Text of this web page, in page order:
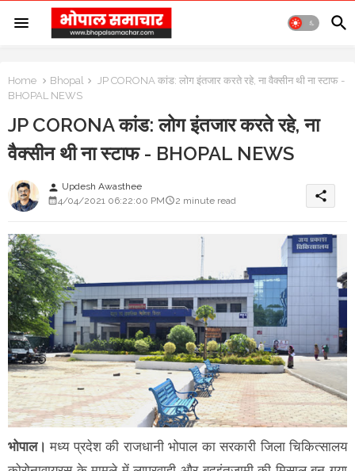
Home Bhopal
JP CORONA कांड: लोग इंतजार करते रहे, ना वैक्सीन थी ना स्टाफ -
BHOPAL NEWS
JP CORONA कांड: लोग इंतजार करते रहे, ना
वैक्सीन थी ना स्टाफ - BHOPAL NEWS
person Updesh Awasthee
4/04/2021 06:22:00 PM
2 minute read share
भोपाल। मध्य प्रदेश की राजधानी भोपाल का सरकारी जिला चिकित्सालय